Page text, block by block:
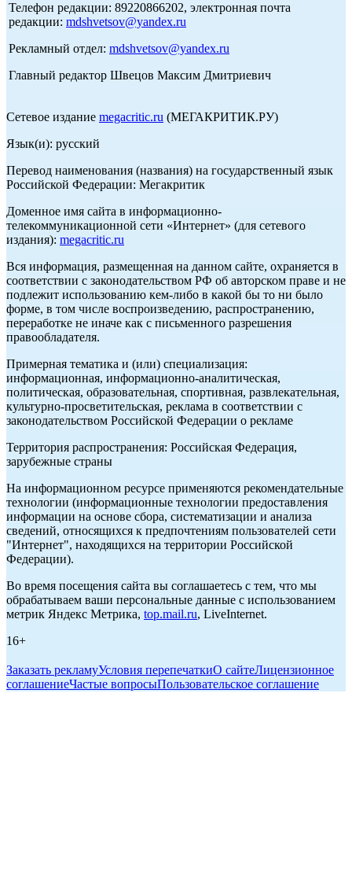
Телефон редакции: 89220866202, электронная почта
редакции: mdshvetsov@yandex.ru
Рекламный отдел: mdshvetsov@yandex.ru
Главный редактор Швецов Максим Дмитриевич
Сетевое издание megacritic.ru (МЕГАКРИТИК.РУ)
Язык(и): русский
Перевод наименования (названия) на государственный язык
Российской Федерации: Мегакритик
Доменное имя сайта в информационно-
телекоммуникационной сети «Интернет» (для сетевого
издания): megacritic.ru
Вся информация, размещенная на данном сайте, охраняется в
соответствии с законодательством РФ об авторском праве и не
подлежит использованию кем-либо в какой бы то ни было
форме, в том числе воспроизведению, распространению,
переработке не иначе как с письменного разрешения
правообладателя.
Примерная тематика и (или) специализация:
информационная, информационно-аналитическая,
политическая, образовательная, спортивная, развлекательная,
культурно-просветительская, реклама в соответствии с
законодательством Российской Федерации о рекламе
Территория распространения: Российская Федерация,
зарубежные страны
На информационном ресурсе применяются рекомендательные
технологии (информационные технологии предоставления
информации на основе сбора, систематизации и анализа
сведений, относящихся к предпочтениям пользователей сети
"Интернет", находящихся на территории Российской
Федерации).
Во время посещения сайта вы соглашаетесь с тем, что мы
обрабатываем ваши персональные данные с использованием
метрик Яндекс Метрика, top.mail.ru, LiveInternet.
16+
Заказать рекламуУсловия перепечаткиО сайтеЛицензионное
соглашениеЧастые вопросыПользовательское соглашение